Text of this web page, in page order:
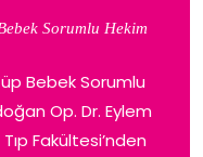
Sorumlu Hekim
Bebek Sorumlu
Op. Dr. Eylem
Fakültesi’nden